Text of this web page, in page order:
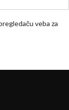
veba za